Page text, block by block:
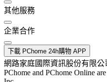
其他服務
企業合作
下載 PChome 24h購物 APP
網路家庭國際資訊股份有限
PChome and PChome Online